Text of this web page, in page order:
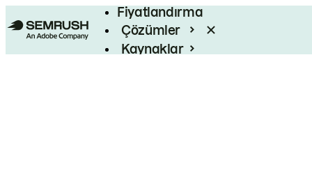
Fiyatlandırma
Çözümler
Kaynaklar